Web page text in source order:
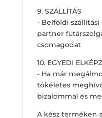
9. SZÁLLÍTÁS
- Belföldi
partner
csomagodat
10. EGYEDI
- Ha már
tökéletes
bizalommal és
A kész terméken